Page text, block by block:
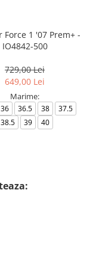
Force 1 '07 Prem+ -
IO4842-500
729,00 Lei
649,00 Lei
Marime:
36 36.5 38
37.5
38.5
39 40